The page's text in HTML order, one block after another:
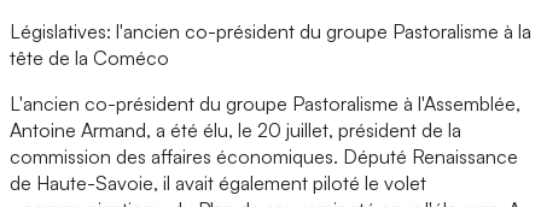
Législatives: l'ancien co-président du groupe Pastoralisme à la
tête de la Coméco
L'ancien co-président du groupe Pastoralisme à l'Assemblée,
Antoine Armand, a été élu, le 20 juillet, président de la
commission des affaires économiques. Député Renaissance
de Haute-Savoie, il avait également piloté le volet